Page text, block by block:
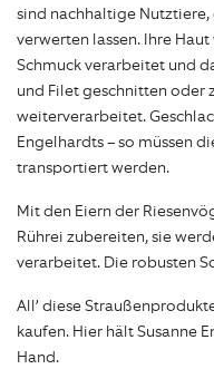
sind nachhaltige
verwerten lassen. Ihre
Schmuck verarbeitet und
und Filet geschnitten oder
weiterverarbeitet.
Engelhardts – so müssen
transportiert werden.
Mit den Eiern der
Rührei zubereiten, sie
verarbeitet. Die robusten
All’ diese
kaufen. Hier hält Susanne
Hand.